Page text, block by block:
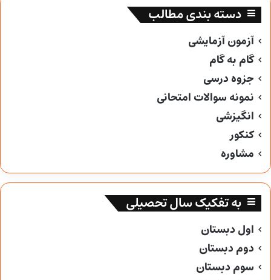
دسته بندی مطالب
آزمون آزمایشی
گام به گام
جزوه درسی
نمونه سوالات امتحانی
انگیزشی
کنکور
مشاوره
به تفکیک سال تحصیلی
اول دبستان
دوم دبستان
سوم دبستان